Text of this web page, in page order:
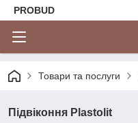
PROBUD
Товари та послуги
Підвіконня Plastolit